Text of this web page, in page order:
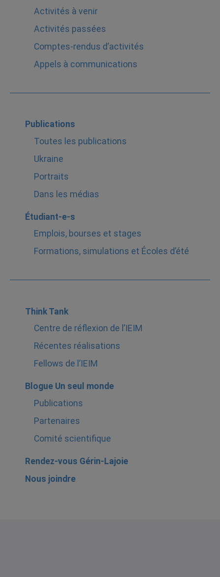
Activités à venir
Activités passées
Comptes-rendus d’activités
Appels à communications
Publications
Toutes les publications
Ukraine
Portraits
Dans les médias
Étudiant-e-s
Emplois, bourses et stages
Formations, simulations et Écoles d’été
Think Tank
Centre de réflexion de l’IEIM
Récentes réalisations
Fellows de l’IEIM
Blogue Un seul monde
Publications
Partenaires
Comité scientifique
Rendez-vous Gérin-Lajoie
Nous joindre